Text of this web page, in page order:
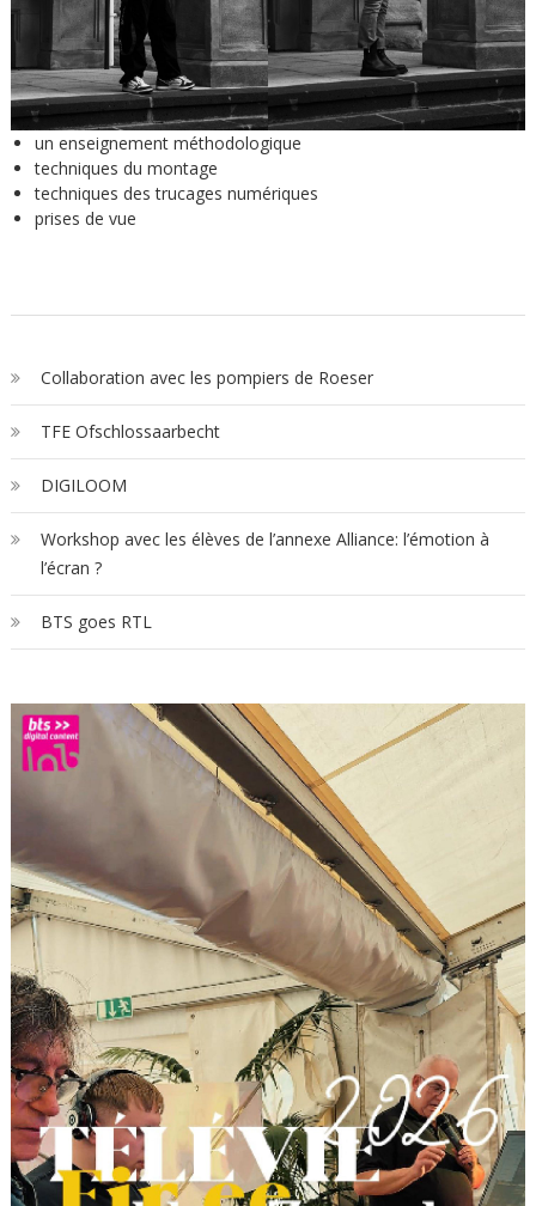
un enseignement méthodologique
techniques du montage
techniques des trucages numériques
prises de vue
Collaboration avec les pompiers de Roeser
TFE Ofschlossaarbecht
DIGILOOM
Workshop avec les élèves de l’annexe Alliance: l’émotion à
l’écran ?
BTS goes RTL